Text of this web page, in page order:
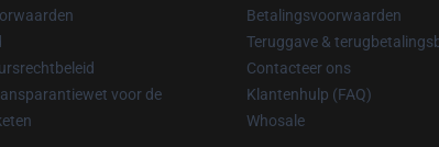
voor de
Betalingsvoorwaarden
Teruggave &
Contacteer ons
Klantenhulp (FAQ)
Whosale